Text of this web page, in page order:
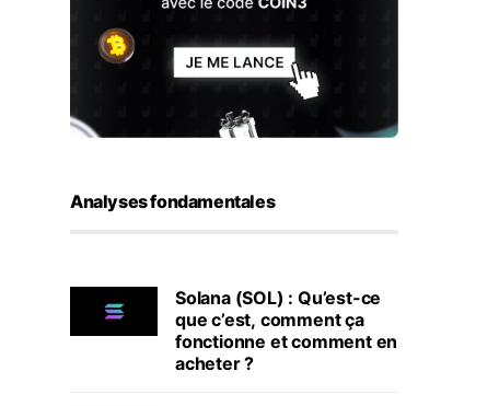
Analyses fondamentales
Solana (SOL) : Qu’est-ce
que c’est, comment ça
fonctionne et comment en
acheter ?